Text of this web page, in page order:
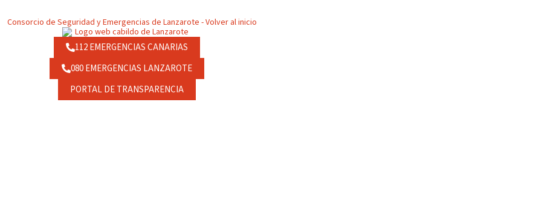
112 EMERGENCIAS CANARIAS
080 EMERGENCIAS LANZAROTE
PORTAL DE TRANSPARENCIA